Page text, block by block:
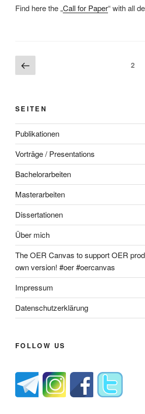
Find here the „Call for Paper“ with all
Beitragsnavigation
Vorherige
Seite
Seite2
SEITEN
Publikationen
Vorträge / Presentations
Bachelorarbeiten
Masterarbeiten
Dissertationen
Über mich
The OER Canvas to support OER
own version! #oer #oercanvas
Impressum
Datenschutzerklärung
FOLLOW US